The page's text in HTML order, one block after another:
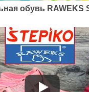
D7
обувь
Dorotka D7
грн.
обувь RAWEKS